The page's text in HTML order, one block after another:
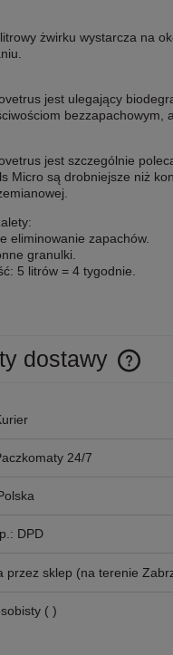
żwirku wystarcza na
jest ulegający
bezzapachowym,
jest szczególnie
Micro są drobniejsze niż
eliminowanie zapachów.
granulki.
5 litrów = 4 tygodnie.
dostawy
24/7
DPD
przez sklep (na terenie
( )